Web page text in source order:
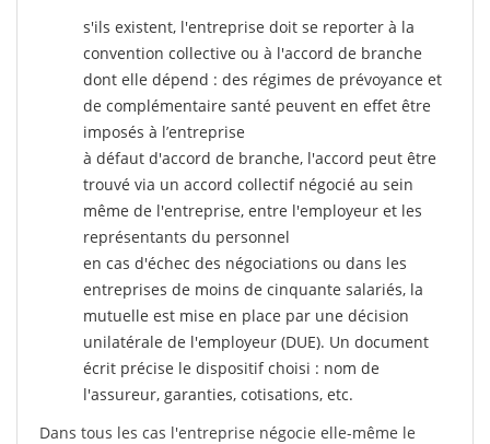
s'ils existent, l'entreprise doit se reporter à la
convention collective ou à l'accord de branche
dont elle dépend : des régimes de prévoyance et
de complémentaire santé peuvent en effet être
imposés à l’entreprise
à défaut d'accord de branche, l'accord peut être
trouvé via un accord collectif négocié au sein
même de l'entreprise, entre l'employeur et les
représentants du personnel
en cas d'échec des négociations ou dans les
entreprises de moins de cinquante salariés, la
mutuelle est mise en place par une décision
unilatérale de l'employeur (DUE). Un document
écrit précise le dispositif choisi : nom de
l'assureur, garanties, cotisations, etc.
Dans tous les cas l'entreprise négocie elle-même le